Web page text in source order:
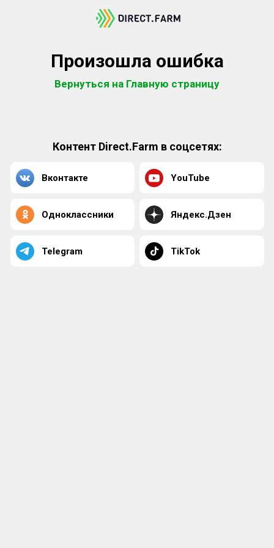
Произошла ошибка
Вернуться на Главную страницу
Контент Direct.Farm в соцсетях:
Вконтакте YouTube
Одноклассники Яндекс.Дзен
Telegram TikTok